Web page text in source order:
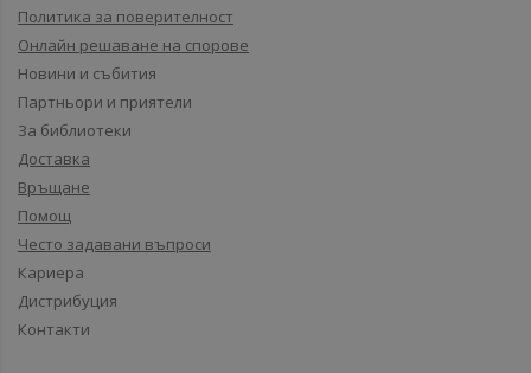
Политика за поверителност
Онлайн решаване на спорове
Новини и събития
Партньори и приятели
За библиотеки
Доставка
Връщане
Помощ
Често задавани въпроси
Кариера
Дистрибуция
Контакти